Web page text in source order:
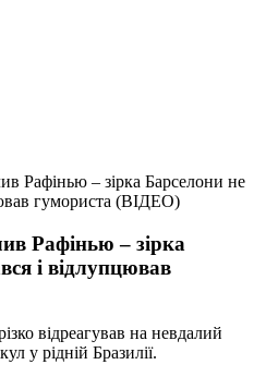
Рафінью – зірка Барселони не
гумориста (ВІДЕО)
Рафінью – зірка
і відлупцював
відреагував на невдалий
у рідній Бразилії.